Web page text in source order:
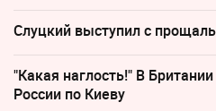
Слуцкий выступил с
"Какая наглость!" В
России по Киеву